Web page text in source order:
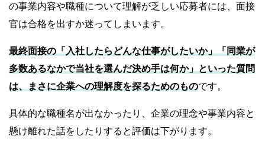
の事業内容や職種について理解が乏しい応募者には、面接
官は合格を出すか迷ってしまいます。
最終面接の「入社したらどんな仕事がしたいか」「同業が
多数あるなかで当社を選んだ決め手は何か」といった質問
は、まさに企業への理解度を探るためのものです。
具体的な職種名が出なかったり、企業の理念や事業内容と
懸け離れた話をしたりすると評価は下がります。